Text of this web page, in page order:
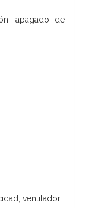
apagado de
ventilador